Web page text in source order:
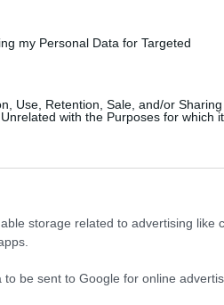
my Personal Data for Targeted
Use, Retention, Sale, and/or Sharing
with the Purposes for which it
storage related to advertising like
be sent to Google for online